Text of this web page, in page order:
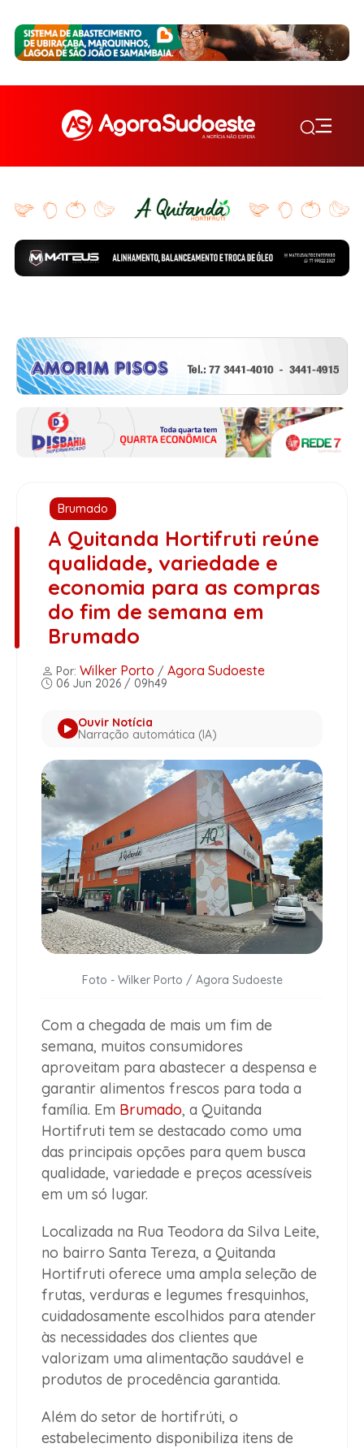
Brumado
A Quitanda Hortifruti reúne
qualidade, variedade e
economia para as compras
do fim de semana em
Brumado
Por: Wilker Porto / Agora Sudoeste
06 Jun 2026 / 09h49
Ouvir Notícia
Narração automática (IA)
Foto - Wilker Porto / Agora Sudoeste
Com a chegada de mais um fim de
semana, muitos consumidores
aproveitam para abastecer a despensa e
garantir alimentos frescos para toda a
família. Em Brumado, a Quitanda
Hortifruti tem se destacado como uma
das principais opções para quem busca
qualidade, variedade e preços acessíveis
em um só lugar.
Localizada na Rua Teodora da Silva Leite,
no bairro Santa Tereza, a Quitanda
Hortifruti oferece uma ampla seleção de
frutas, verduras e legumes fresquinhos,
cuidadosamente escolhidos para atender
às necessidades dos clientes que
valorizam uma alimentação saudável e
produtos de procedência garantida.
Além do setor de hortifrúti, o
estabelecimento disponibiliza itens de